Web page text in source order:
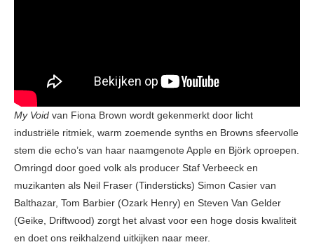
My Void van Fiona Brown wordt gekenmerkt door licht
industriële ritmiek, warm zoemende synths en Browns sfeervolle
stem die echo’s van haar naamgenote Apple en Björk oproepen.
Omringd door goed volk als producer Staf Verbeeck en
muzikanten als Neil Fraser (Tindersticks) Simon Casier van
Balthazar, Tom Barbier (Ozark Henry) en Steven Van Gelder
(Geike, Driftwood) zorgt het alvast voor een hoge dosis kwaliteit
en doet ons reikhalzend uitkijken naar meer.